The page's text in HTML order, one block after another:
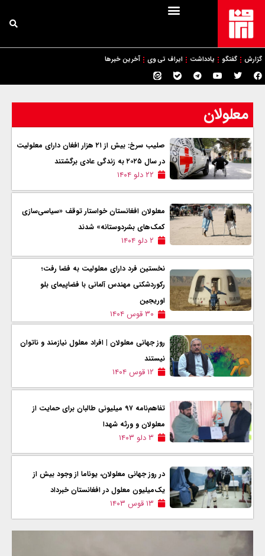
گزارش گفتگو یادداشت ایراف تی وی آخرین خبرها
معلولان
صلیب سرخ: بیش از ۲۱ هزار افغان دارای معلولیت
در سال ۲۰۲۵ به زندگی عادی برگشتند
۲۲ دلو ۱۴۰۴
معلولان افغانستان خواستار توقف «سیاسی‌سازی
کمک‌های بشردوستانه» شدند
۲ دلو ۱۴۰۴
نخستین فرد دارای معلولیت به فضا رفت؛
رکوردشکنی مهندس آلمانی با فضاپیمای بلو
اوریجین
۳۰ قوس ۱۴۰۴
روز جهانی معلولان | افراد معلول نیازمند و ناتوان
نیستند
۱۲ قوس ۱۴۰۴
تفاهم‌نامه ۹۷ میلیونی طالبان برای حمایت از
معلولان و ورثه شهدا
۳ دلو ۱۴۰۳
در روز جهانی معلولان، یوناما از وجود بیش از
یک‌میلیون معلول در افغانستان خبرداد
۱۳ قوس ۱۴۰۳